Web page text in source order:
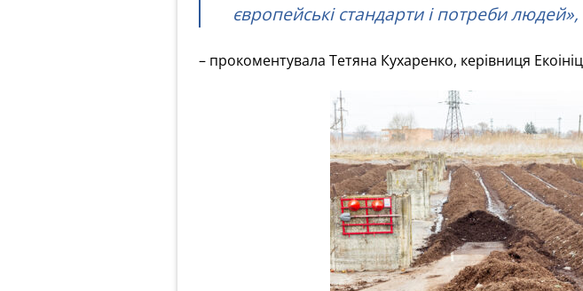
європейські стандарти і потреби людей»,
– прокоментувала Тетяна Кухаренко, керівниця